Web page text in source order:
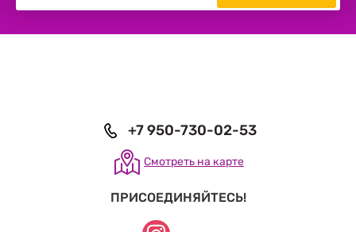
+7 950-730-02-53
Смотреть на карте
ПРИСОЕДИНЯЙТЕСЬ!